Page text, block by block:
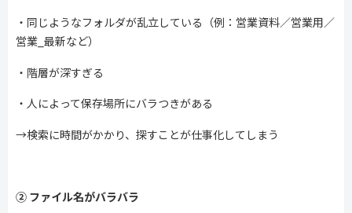
・同じようなフォルダが乱立している（例：営業資料／営業用／
営業 最新など）
・階層が深すぎる
・人によって保存場所にバラつきがある
→検索に時間がかかり、探すことが仕事化してしまう
② ファイル名がバラバラ